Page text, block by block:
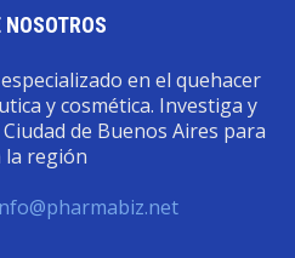
NOSOTROS
en el quehacer
y cosmética. Investiga y
de Buenos Aires para
la región